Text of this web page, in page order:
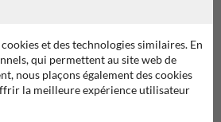
absolue. Toutes nos passerelles sont
De plus, elles sont dotées de bandes
pour une visibilité accrue, même dans
Les surfaces antidérapantes
optimale, réduisant ainsi les risques de
et des technologies similaires. En
qui permettent au site web de
nous plaçons également des cookies
la meilleure expérience utilisateur